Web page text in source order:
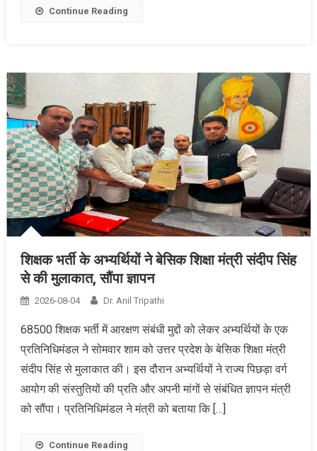
Continue Reading
शिक्षक भर्ती के अभ्यर्थियों ने बेसिक शिक्षा मंत्री संदीप सिंह
से की मुलाकात, सौंपा ज्ञापन
2026-08-04 Dr. Anil Tripathi
68500 शिक्षक भर्ती में आरक्षण संबंधी मुद्दों को लेकर अभ्यर्थियों के एक
प्रतिनिधिमंडल ने सोमवार शाम को उत्तर प्रदेश के बेसिक शिक्षा मंत्री
संदीप सिंह से मुलाकात की। इस दौरान अभ्यर्थियों ने राज्य पिछड़ा वर्ग
आयोग की संस्तुतियों की प्रति और अपनी मांगों से संबंधित ज्ञापन मंत्री
को सौंपा। प्रतिनिधिमंडल ने मंत्री को बताया कि […]
Continue Reading